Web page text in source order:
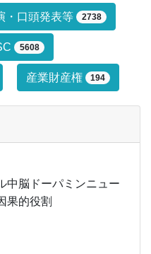
絞り込み条件で
・口頭発表等 2738
5608
産業財産権 194
中脳ドーパミンニュー
果的役割